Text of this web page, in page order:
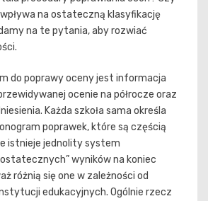
na ostateczną klasyfikację
na te pytania, aby rozwiać
do poprawy oceny jest informacja
ocenie na półrocze oraz
Każda szkoła sama określa
poprawek, które są częścią
istnieje jednolity system
wyników na koniec
różnią się one w zależności od
edukacyjnych. Ogólnie rzecz